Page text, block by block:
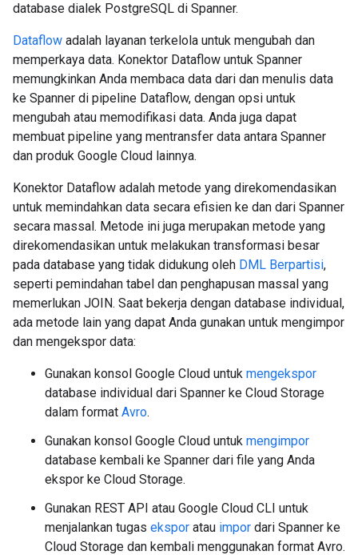
database dialek PostgreSQL di Spanner.
Dataflow adalah layanan terkelola untuk mengubah dan
memperkaya data. Konektor Dataflow untuk Spanner
memungkinkan Anda membaca data dari dan menulis data
ke Spanner di pipeline Dataflow, dengan opsi untuk
mengubah atau memodifikasi data. Anda juga dapat
membuat pipeline yang mentransfer data antara Spanner
dan produk Google Cloud lainnya.
Konektor Dataflow adalah metode yang direkomendasikan
untuk memindahkan data secara efisien ke dan dari Spanner
secara massal. Metode ini juga merupakan metode yang
direkomendasikan untuk melakukan transformasi besar
pada database yang tidak didukung oleh DML Berpartisi,
seperti pemindahan tabel dan penghapusan massal yang
memerlukan JOIN. Saat bekerja dengan database individual,
ada metode lain yang dapat Anda gunakan untuk mengimpor
dan mengekspor data:
Gunakan konsol Google Cloud untuk mengekspor
database individual dari Spanner ke Cloud Storage
dalam format Avro.
Gunakan konsol Google Cloud untuk mengimpor
database kembali ke Spanner dari file yang Anda
ekspor ke Cloud Storage.
Gunakan REST API atau Google Cloud CLI untuk
menjalankan tugas ekspor atau impor dari Spanner ke
Cloud Storage dan kembali menggunakan format Avro.